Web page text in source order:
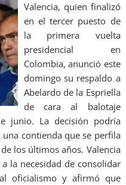
Valencia, quien finalizó
en el tercer puesto de
la primera vuelta
presidencial en
Colombia, anunció este
domingo su respaldo a
Abelardo de la Espriella
de cara al balotaje
junio. La decisión podría
contienda que se perfila
los últimos años. Valencia
la necesidad de consolidar
oficialismo y afirmó que